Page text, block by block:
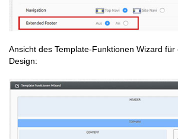
Ansicht des Template-Funktionen Wizard
Design: